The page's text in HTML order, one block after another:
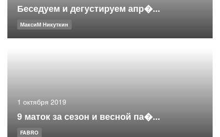
Беседуем и дегустируем апр�...
МаксиМ Никуткин
1 октября 2019
9 маток за сезон и весной па�...
FABRO